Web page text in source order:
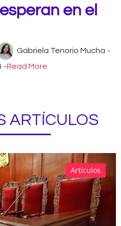
en el
Gabriela Tenorio Mucha -
-Read More
ARTÍCULOS
Artículos